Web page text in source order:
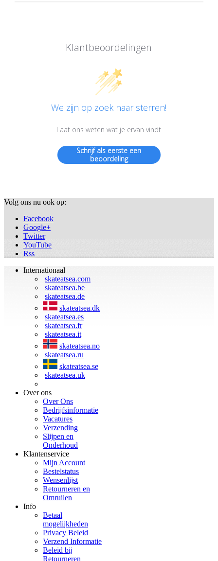
Klantbeoordelingen
We zijn op zoek naar sterren!
Laat ons weten wat je ervan vindt
Schrijf als eerste een
beoordeling
Volg ons nu ook op:
Facebook
Google+
Twitter
YouTube
Rss
Internationaal
skateatsea.com
skateatsea.be
skateatsea.de
skateatsea.dk
skateatsea.es
skateatsea.fr
skateatsea.it
skateatsea.no
skateatsea.ru
skateatsea.se
skateatsea.uk
Over ons
Over Ons
Bedrijfsinformatie
Vacatures
Verzending
Slijpen en
Onderhoud
Klantenservice
Mijn Account
Bestelstatus
Wensenlijst
Retourneren en
Omruilen
Info
Betaal
mogelijkheden
Privacy Beleid
Verzend Informatie
Beleid bij
Retourneren